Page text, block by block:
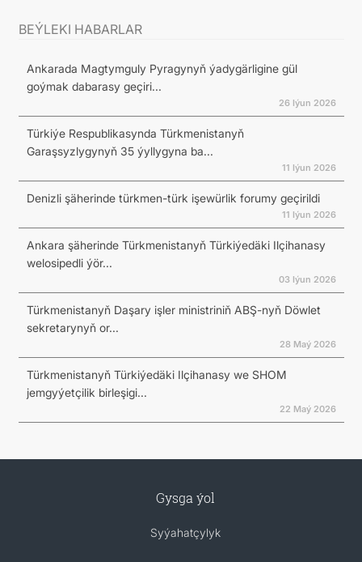
BEÝLEKI HABARLAR
Ankarada Magtymguly Pyragynyň ýadygärligine gül
goýmak dabarasy geçiri...
26 Iýun 2026
Türkiýe Respublikasynda Türkmenistanyň
Garaşsyzlygynyň 35 ýyllygyna ba...
11 Iýun 2026
Denizli şäherinde türkmen-türk işewürlik forumy geçirildi
11 Iýun 2026
Ankara şäherinde Türkmenistanyň Türkiýedäki Ilçihanasy
welosipedli ýör...
03 Iýun 2026
Türkmenistanyň Daşary işler ministriniň ABŞ-nyň Döwlet
sekretarynyň or...
28 Maý 2026
Türkmenistanyň Türkiýedäki Ilçihanasy we SHOM
jemgyýetçilik birleşigi...
22 Maý 2026
Gysga ýol
Syýahatçylyk